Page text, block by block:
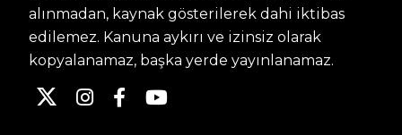
alınmadan, kaynak gösterilerek dahi iktibas
edilemez. Kanuna aykırı ve izinsiz olarak
kopyalanamaz, başka yerde yayınlanamaz.